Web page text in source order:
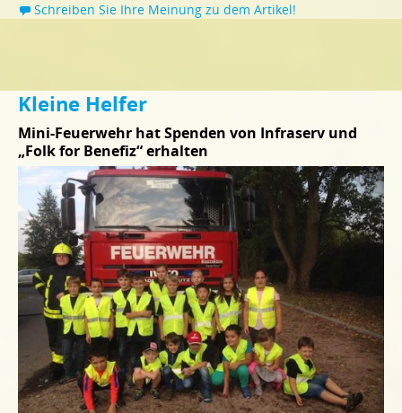
Schreiben Sie Ihre Meinung zu dem Artikel!
Kleine Helfer
Mini-Feuerwehr hat Spenden von Infraserv und
„Folk for Benefiz“ erhalten